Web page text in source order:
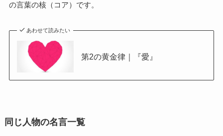
の言葉の核（コア）です。
あわせて読みたい
第2の黄金律｜『愛』
同じ人物の名言一覧